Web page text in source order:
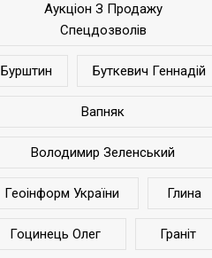
Аукціон З Продажу
Спецдозволів
Бурштин Буткевич Геннадій
Вапняк
Володимир Зеленський
Геоінформ України Глина
Гоцинець Олег Граніт